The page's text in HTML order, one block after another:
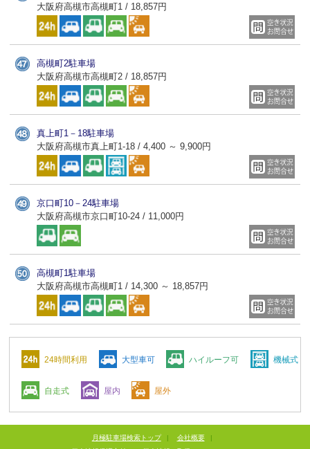
大阪府高槻市高槻町1 / 18,857円
高槻町2駐車場
大阪府高槻市高槻町2 / 18,857円
真上町1－18駐車場
大阪府高槻市真上町1-18 / 4,400 ～ 9,900円
京口町10－24駐車場
大阪府高槻市京口町10-24 / 11,000円
高槻町1駐車場
大阪府高槻市高槻町1 / 14,300 ～ 18,857円
24時間利用 大型車可 ハイルーフ可 機械式
自走式 屋内 屋外
月極駐車場検索トップ | 会社概要
|